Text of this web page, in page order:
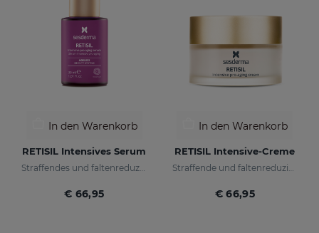
In den Warenkorb
RETISIL Intensives Serum
€ 66,95
In den Warenkorb
RETISIL Intensive-Creme
€ 66,95